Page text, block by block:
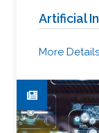
Artificial
More Details